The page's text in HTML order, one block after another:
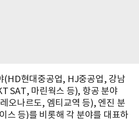
(HD현대중공업, HJ중공업, 강남
SAT, 마린웍스 등), 항공 분야
오나르도, 엠티교역 등), 엔진 분
스 등)를 비롯해 각 분야를 대표하